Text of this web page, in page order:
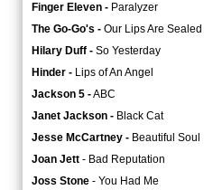
Finger Eleven - Paralyzer
The Go-Go's - Our Lips Are Sealed
Hilary Duff - So Yesterday
Hinder - Lips of An Angel
Jackson 5 -ABC
Janet Jackson - Black Cat
Jesse McCartney - Beautiful Soul
Joan Jett - Bad Reputation
Joss Stone - You Had Me